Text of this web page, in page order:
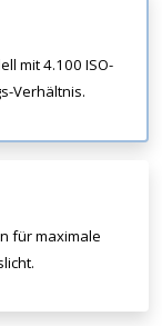
mit 4.100 ISO-
Verhältnis.
für maximale